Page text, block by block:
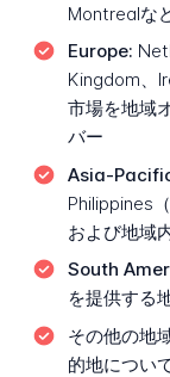
Montrealな
Europe:
Kingdom、
市場を地域
バー
Asia-
Philippines
および地域
South
を提供する
その他の地
的地につい